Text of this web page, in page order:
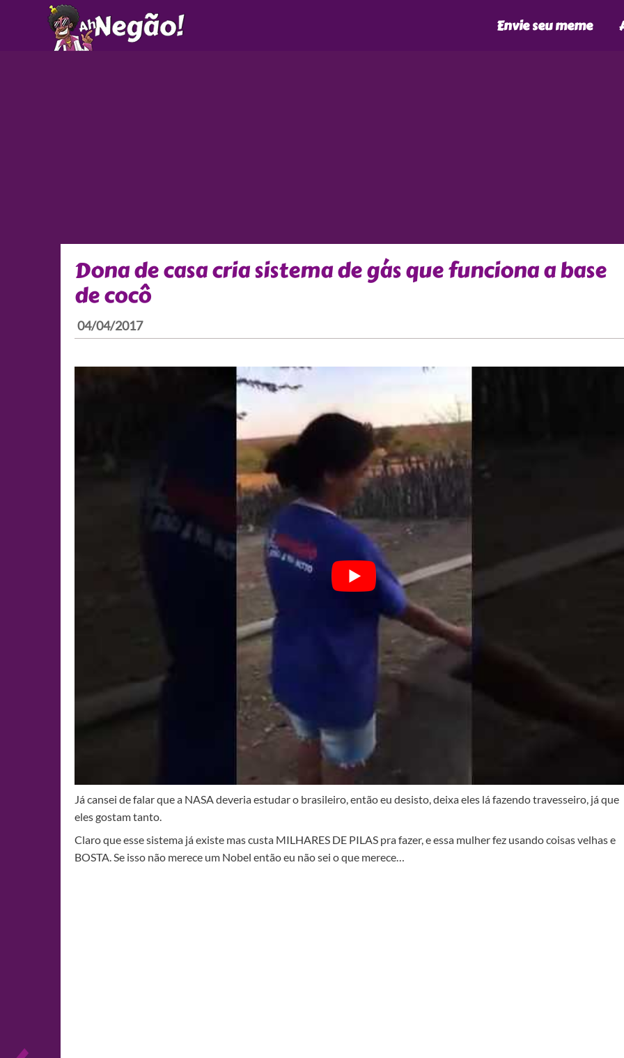
Envie seu meme
Dona de casa cria sistema de gás que funciona a base
de cocô
04/04/2017
Já cansei de falar que a NASA deveria estudar o brasileiro, então eu desisto, deixa eles lá fazendo travesseiro, já que
eles gostam tanto.
Claro que esse sistema já existe mas custa MILHARES DE PILAS pra fazer, e essa mulher fez usando coisas velhas e
BOSTA. Se isso não merece um Nobel então eu não sei o que merece…